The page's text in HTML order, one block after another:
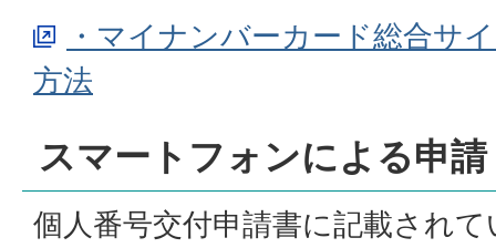
・マイナンバーカード総合サ
方法
スマートフォンによる申請
個人番号交付申請書に記載され